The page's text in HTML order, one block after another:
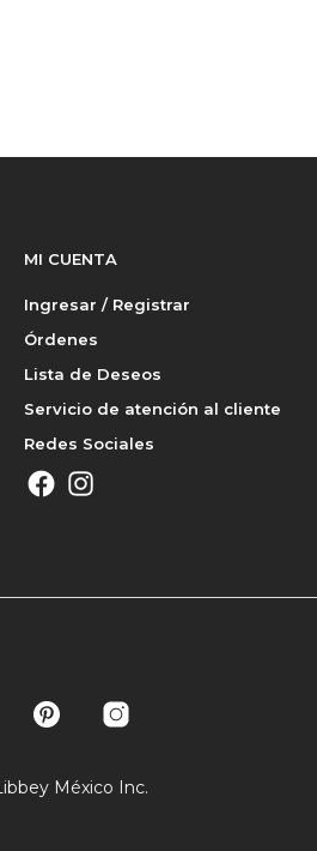
MI CUENTA
Ingresar / Registrar
Órdenes
Lista de Deseos
Servicio de atención al cliente
Redes Sociales
México Inc.